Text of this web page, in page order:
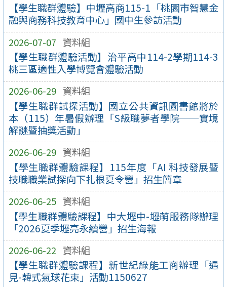
【學生職群體驗】中壢高商115-1「桃園市智慧金
融與商務科技教育中心」國中生參訪活動
2026-07-07 資料組
【學生職群體驗活動】治平高中114-2學期114-3
桃三區適性入學博覽會體驗活動
2026-06-29 資料組
【學生職群試探活動】國立公共資訊圖書館將於
本（115）年暑假辦理「S級職夢者學院──實境
解謎暨抽獎活動」
2026-06-29 資料組
【學生職群體驗課程】115年度「AI 科技發展暨
技職職業試探向下扎根夏令營」招生簡章
2026-06-25 資料組
【學生職群體驗課程】中大壢中-壢萌服務隊辦理
「2026夏季壢亮永續營」招生海報
2026-06-22 資料組
【學生職群體驗課程】新世紀綠能工商辦理「遇
見-韓式氣球花束」活動1150627